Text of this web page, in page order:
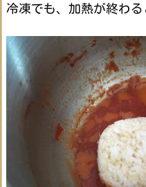
冷凍でも、加熱が終わる